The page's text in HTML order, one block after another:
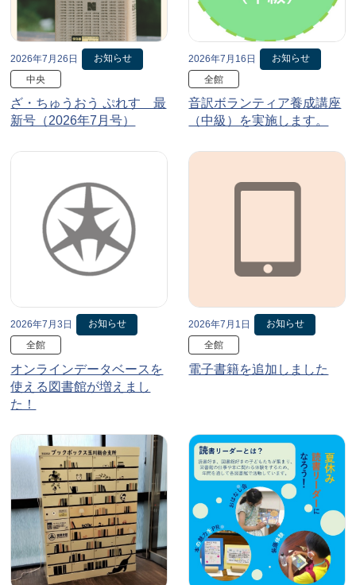
2026年7月26日
お知らせ
中央
ざ・ちゅうおう ぷれす 最
新号（2026年7月号）
2026年7月16日
お知らせ
全館
音訳ボランティア養成講座
（中級）を実施します。
2026年7月3日
お知らせ
全館
オンラインデータベースを
使える図書館が増えまし
た！
2026年7月1日
お知らせ
全館
電子書籍を追加しました